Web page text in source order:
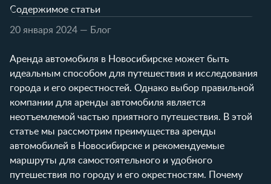
Содержимое статьи
20 января 2024 — Блог
Аренда автомобиля в Новосибирске может быть
идеальным способом для путешествия и исследования
города и его окрестностей. Однако выбор правильной
компании для аренды автомобиля является
неотъемлемой частью приятного путешествия. В этой
статье мы рассмотрим преимущества аренды
автомобилей в Новосибирске и рекомендуемые
маршруты для самостоятельного и удобного
путешествия по городу и его окрестностям. Почему